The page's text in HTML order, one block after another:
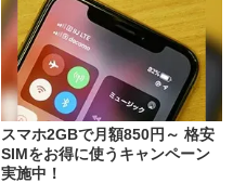
スマホ2GBで月額850円～ 格安
SIMをお得に使うキャンペーン
実施中！